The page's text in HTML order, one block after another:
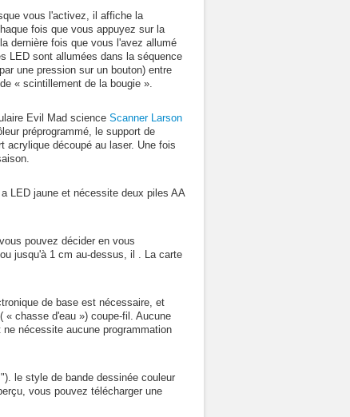
vous l'activez, il affiche la
fois que vous appuyez sur la
dernière fois que vous l'avez allumé
LED sont allumées dans la séquence
une pression sur un bouton) entre
« scintillement de la bougie ».
Evil Mad science Scanner Larson
préprogrammé, le support de
acrylique découpé au laser. Une fois
LED jaune et nécessite deux piles AA
pouvez décider en vous
jusqu'à 1 cm au-dessus, il . La carte
de base est nécessaire, et
chasse d'eau ») coupe-fil. Aucune
nécessite aucune programmation
le style de bande dessinée couleur
vous pouvez télécharger une